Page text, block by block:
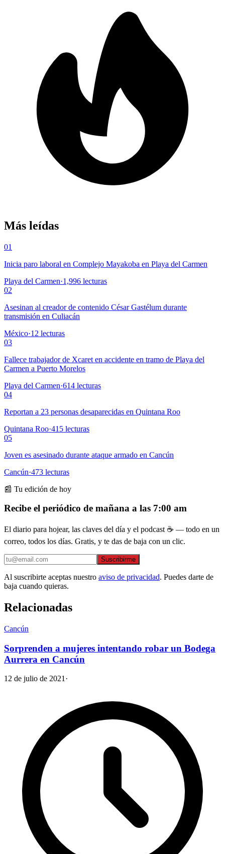
Más leídas
01
Inicia paro laboral en Complejo Mayakoba en Playa del Carmen
Playa del Carmen·1,996 lecturas
02
Asesinan al creador de contenido César Gastélum durante
transmisión en Culiacán
México·12 lecturas
03
Fallece trabajador de Xcaret en accidente en tramo de Playa del
Carmen a Puerto Morelos
Playa del Carmen·614 lecturas
04
Reportan a 23 personas desaparecidas en Quintana Roo
Quintana Roo·415 lecturas
05
Joven es asesinado durante ataque armado en Cancún
Cancún·473 lecturas
📰 Tu edición de hoy
Recibe el periódico de mañana a las 7:00 am
El diario para hojear, las claves del día y el podcast ☕ — todo en un
correo, todos los días. Gratis, y te das de baja con un clic.
Suscribirme
Al suscribirte aceptas nuestro aviso de privacidad. Puedes darte de
baja cuando quieras.
Relacionadas
Cancún
Sorprenden a mujeres intentando robar un Bodega
Aurrera en Cancún
12 de julio de 2021 ·